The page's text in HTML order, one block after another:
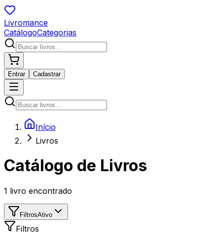
Livromance
CatálogoCategorias
Entrar Cadastrar
Início
Livros
Catálogo de Livros
1 livro encontrado
FiltrosAtivo
Filtros